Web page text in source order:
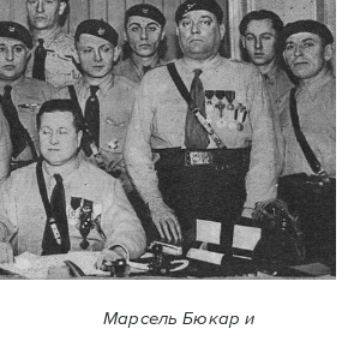
Марсель Бюкар и